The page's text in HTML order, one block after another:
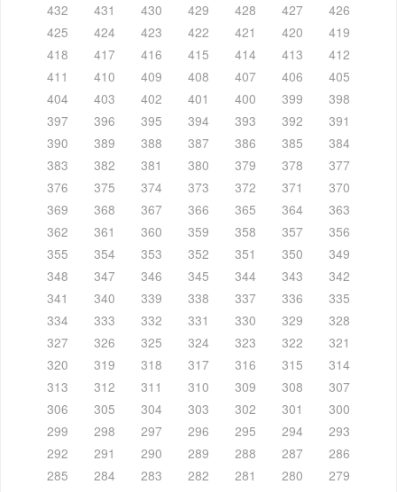
432
431 430 429 428 427
426
425
424 423 422 421 420
419
418
417 416 415 414 413
412
411
410 409 408 407 406
405
404
403 402 401 400 399
398
397
396 395 394 393 392
391
390
389 388 387 386 385
384
383
382 381 380 379 378
377
376
375 374 373 372 371
370
369
368 367 366 365 364
363
362
361 360 359 358 357
356
355
354 353 352 351 350
349
348
347 346 345 344 343
342
341
340 339 338 337 336
335
334
333 332 331 330 329
328
327
326 325 324 323 322
321
320
319 318 317 316 315
314
313
312 311 310 309 308
307
306
305 304 303 302 301
300
299
298 297 296 295 294
293
292
291 290 289 288 287
286
285
284 283 282 281 280
279